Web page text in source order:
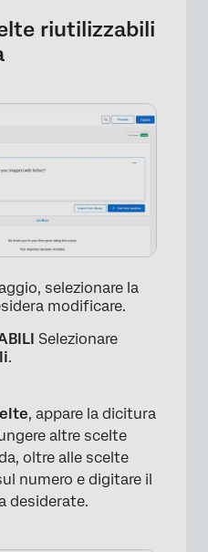
riutilizzabili
selezionare la
modificare.
Selezionare
.
, appare la dicitura
altre scelte
oltre alle scelte
numero e digitare il
desiderate.